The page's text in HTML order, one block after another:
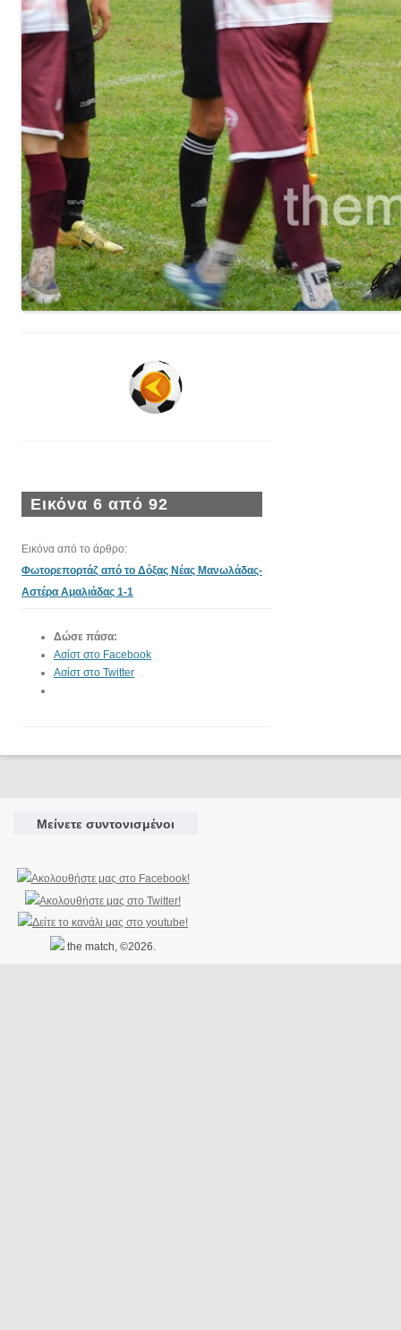
Εικόνα 6 από 92
Εικόνα από το άρθρο:
Φωτορεπορτάζ από το Δόξας Νέας Μανωλάδας-
Αστέρα Αμαλιάδας 1-1
Δώσε πάσα:
Ασίστ στο Facebook
Ασίστ στο Twitter
Μείνετε συντονισμένοι
the match, ©2026.